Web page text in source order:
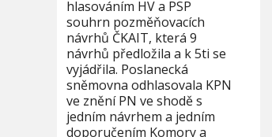
hlasováním HV a PSP
souhrn pozměňovacích
návrhů ČKAIT, která 9
návrhů předložila a k 5ti se
vyjádřila. Poslanecká
sněmovna odhlasovala KPN
ve znění PN ve shodě s
jedním návrhem a jedním
doporučením Komory a